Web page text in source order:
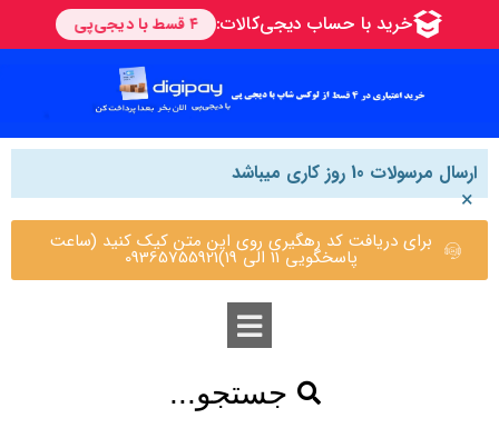
ارسال مرسولات 10 روز کاری میباشد
×
برای دریافت کد رهگیری روی این متن کیک کنید (ساعت
پاسخگویی 11 الی 19)09365755921
جستجو...